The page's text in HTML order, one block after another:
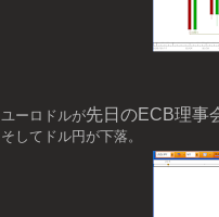
ユーロドルが先日のECB理事
そしてドル円が下落。